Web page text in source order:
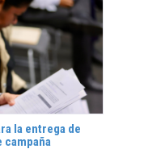
la entrega de
campaña